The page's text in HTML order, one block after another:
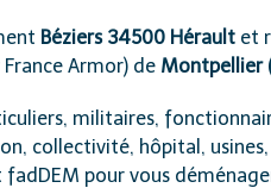
Béziers 34500 Hérault et
Armor) de Montpellier
militaires,
collectivité, hôpital,
pour vous